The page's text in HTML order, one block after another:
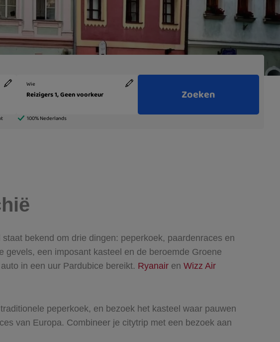
bekend om drie dingen: peperkoek, paardenraces en
een imposant kasteel en de beroemde Groene
in een uur Pardubice bereikt. Ryanair en Wizz Air
peperkoek, en bezoek het kasteel waar pauwen
van Europa. Combineer je citytrip met een bezoek aan